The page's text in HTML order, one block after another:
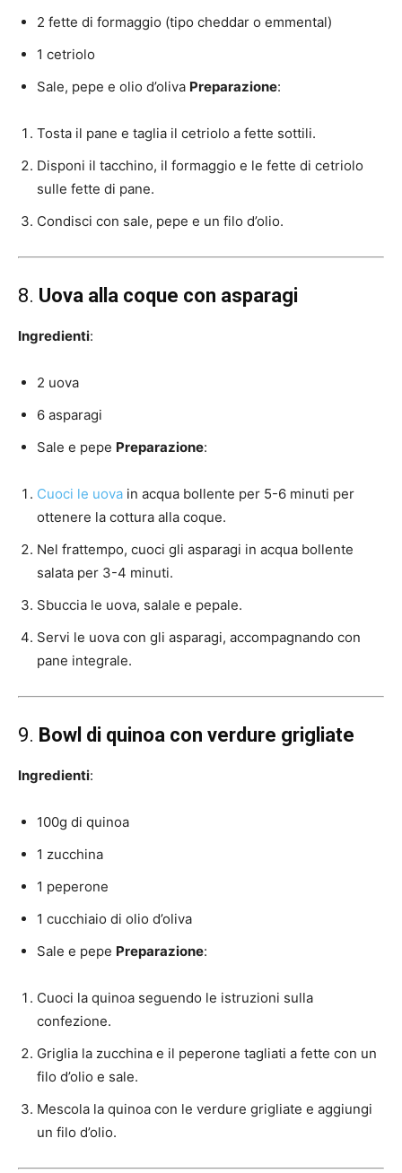
2 fette di formaggio (tipo cheddar o emmental)
1 cetriolo
Sale, pepe e olio d’oliva Preparazione:
Tosta il pane e taglia il cetriolo a fette sottili.
Disponi il tacchino, il formaggio e le fette di cetriolo
sulle fette di pane.
Condisci con sale, pepe e un filo d’olio.
8. Uova alla coque con asparagi
Ingredienti:
2 uova
6 asparagi
Sale e pepe Preparazione:
Cuoci le uova in acqua bollente per 5-6 minuti per
ottenere la cottura alla coque.
Nel frattempo, cuoci gli asparagi in acqua bollente
salata per 3-4 minuti.
Sbuccia le uova, salale e pepale.
Servi le uova con gli asparagi, accompagnando con
pane integrale.
9. Bowl di quinoa con verdure grigliate
Ingredienti:
100g di quinoa
1 zucchina
1 peperone
1 cucchiaio di olio d’oliva
Sale e pepe Preparazione:
Cuoci la quinoa seguendo le istruzioni sulla
confezione.
Griglia la zucchina e il peperone tagliati a fette con un
filo d’olio e sale.
Mescola la quinoa con le verdure grigliate e aggiungi
un filo d’olio.